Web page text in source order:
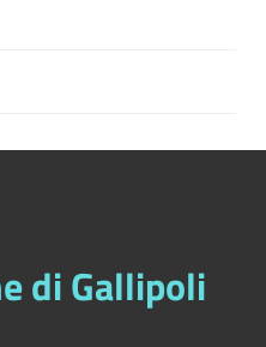
di Gallipoli